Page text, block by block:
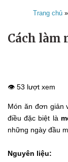
Trang chủ »
Cách làm
👁️ 53 lượt xem
Món ăn đơn giản
điều đặc biệt là
những ngày đầu
Nguyên liệu: